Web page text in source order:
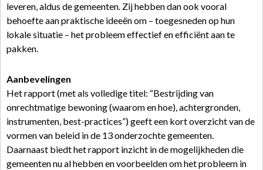
leveren, aldus de gemeenten. Zij hebben dan ook vooral
behoefte aan praktische ideeën om – toegesneden op hun
lokale situatie – het probleem effectief en efficiënt aan te
pakken.
Aanbevelingen
Het rapport (met als volledige titel: “Bestrijding van
onrechtmatige bewoning (waarom en hoe), achtergronden,
instrumenten, best-practices”) geeft een kort overzicht van de
vormen van beleid in de 13 onderzochte gemeenten.
Daarnaast biedt het rapport inzicht in de mogelijkheden die
gemeenten nu al hebben en voorbeelden om het probleem in